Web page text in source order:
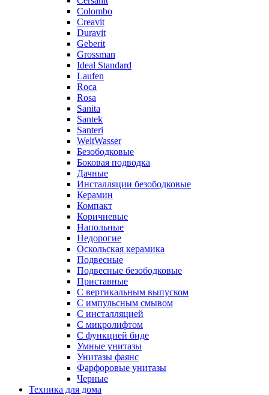
Colombo
Creavit
Duravit
Geberit
Grossman
Ideal Standard
Laufen
Roca
Rosa
Sanita
Santek
Santeri
WeltWasser
Безободковые
Боковая подводка
Дачные
Инсталляции безободковые
Керамин
Компакт
Коричневые
Напольные
Недорогие
Оскольская керамика
Подвесные
Подвесные безободковые
Приставные
С вертикальным выпуском
С импульсным смывом
С инсталляцией
С микролифтом
С функцией биде
Умные унитазы
Унитазы фаянс
Фарфоровые унитазы
Черные
Техника для дома